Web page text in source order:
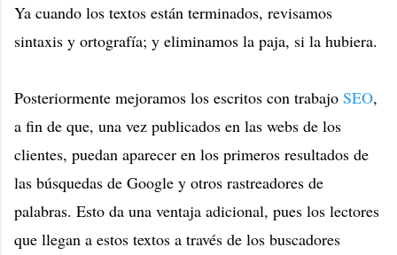
Ya cuando los textos están terminados, revisamos
sintaxis y ortografía; y eliminamos la paja, si la hubiera.
Posteriormente mejoramos los escritos con trabajo SEO,
a fin de que, una vez publicados en las webs de los
clientes, puedan aparecer en los primeros resultados de
las búsquedas de Google y otros rastreadores de
palabras. Esto da una ventaja adicional, pues los lectores
que llegan a estos textos a través de los buscadores